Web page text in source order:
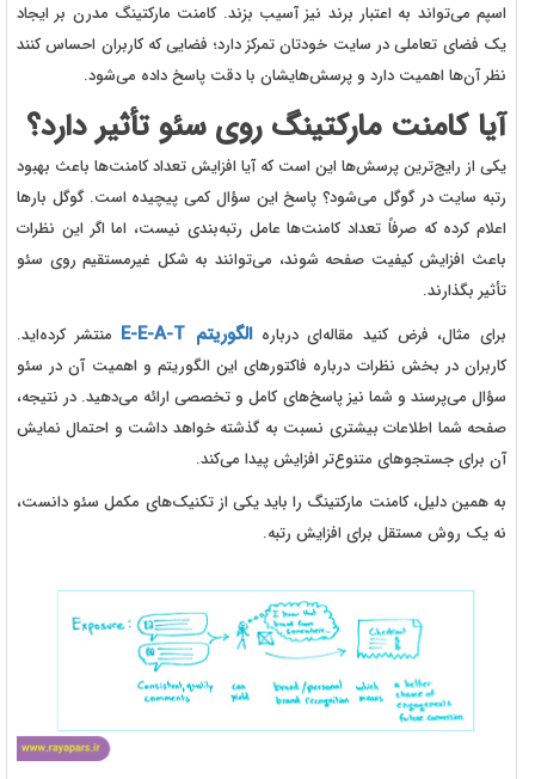
اسپم می‌تواند به اعتبار برند نیز آسیب بزند. کامنت مارکتینگ مدرن بر ایجاد
یک فضای تعاملی در سایت خودتان تمرکز دارد؛ فضایی که کاربران احساس کنند
نظر آن‌ها اهمیت دارد و پرسش‌هایشان با دقت پاسخ داده می‌شود.
آیا کامنت مارکتینگ روی سئو تأثیر دارد؟
یکی از رایج‌ترین پرسش‌ها این است که آیا افزایش تعداد کامنت‌ها باعث بهبود
رتبه سایت در گوگل می‌شود؟ پاسخ این سؤال کمی پیچیده است. گوگل بارها
اعلام کرده که صرفاً تعداد کامنت‌ها عامل رتبه‌بندی نیست، اما اگر این نظرات
باعث افزایش کیفیت صفحه شوند، می‌توانند به شکل غیرمستقیم روی سئو
تأثیر بگذارند.
برای مثال، فرض کنید مقاله‌ای دربارهالگوریتم E-E-A-T
منتشر کرده‌اید.
کاربران در بخش نظرات درباره فاکتورهای این الگوریتم و اهمیت آن در سئو
سؤال می‌پرسند و شما نیز پاسخ‌های کامل و تخصصی ارائه می‌دهید. در نتیجه،
صفحه شما اطلاعات بیشتری نسبت به گذشته خواهد داشت و احتمال نمایش
آن برای جستجوهای متنوع‌تر افزایش پیدا می‌کند.
به همین دلیل، کامنت مارکتینگ را باید یکی از تکنیک‌های مکمل سئو دانست،
نه یک روش مستقل برای افزایش رتبه.